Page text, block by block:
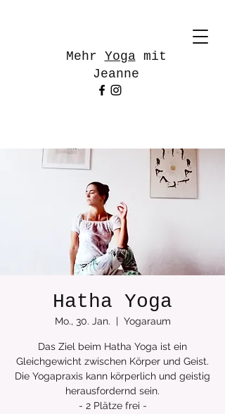
Mehr Yogamit
Jeanne
Hatha Yoga
Mo., 30. Jan.
  |
Yogaraum
Das Ziel beim Hatha Yoga ist ein
Gleichgewicht zwischen Körper und Geist.
Die Yogapraxis kann körperlich und geistig
herausfordernd sein.